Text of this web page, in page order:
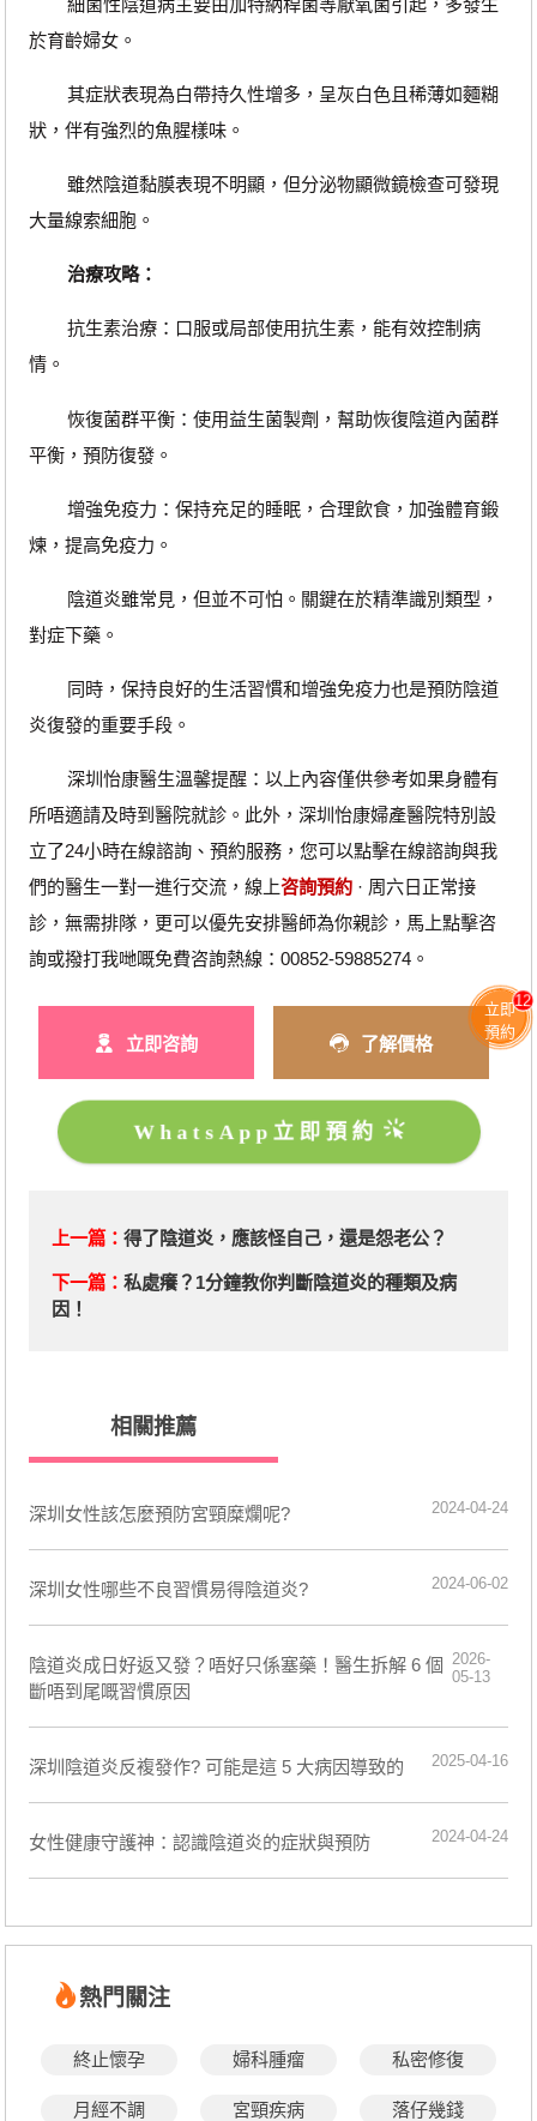
於育齡婦女。
其症狀表現為白帶持久性增多，呈灰白色且稀薄如麵糊
狀，伴有強烈的魚腥樣味。
雖然陰道黏膜表現不明顯，但分泌物顯微鏡檢查可發現
大量線索細胞。
治療攻略：
抗生素治療：口服或局部使用抗生素，能有效控制病
情。
恢復菌群平衡：使用益生菌製劑，幫助恢復陰道內菌群
平衡，預防復發。
增強免疫力：保持充足的睡眠，合理飲食，加強體育鍛
煉，提高免疫力。
陰道炎雖常見，但並不可怕。關鍵在於精準識別類型，
對症下藥。
同時，保持良好的生活習慣和增強免疫力也是預防陰道
炎復發的重要手段。
深圳怡康醫生溫馨提醒：以上內容僅供參考如果身體有
所唔適請及時到醫院就診。此外，深圳怡康婦產醫院特別設
立了24小時在線諮詢、預約服務，您可以點擊在線諮詢與我
們的醫生一對一進行交流，線上咨詢預約· ‎周六日正常接
診，無需排隊，更可以優先安排醫師為你親診，馬上點擊咨
詢或撥打我哋嘅免費咨詢熱線：00852-59885274。
立即咨詢 了解價格
WhatsApp立即預約
上一篇： 得了陰道炎，應該怪自己，還是怨老公？
下一篇： ​私處癢？1分鐘教你判斷陰道炎的種類及病
因！
相關推薦
深圳女性該怎麼預防宮頸糜爛呢? 2024-04-24
深圳女性哪些不良習慣易得陰道炎? 2024-06-02
陰道炎成日好返又發？唔好只係塞藥！醫生拆解 6 個
斷唔到尾嘅習慣原因
2026-
05-13
深圳陰道炎反複發作? 可能是這 5 大病因導致的 2025-04-16
女性健康守護神：認識陰道炎的症狀與預防 2024-04-24
熱門關注
終止懷孕 婦科腫瘤 私密修復
月經不調 宮頸疾病 落仔幾錢
立即
預約
12